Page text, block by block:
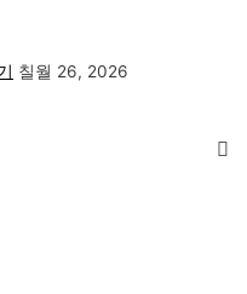
칠월 26, 2026